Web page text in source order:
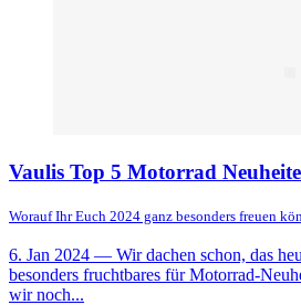
Vaulis Top 5 Motorrad
Worauf Ihr Euch 2024 ganz besonders freuen
6. Jan 2024 — Wir dachen schon, das
besonders fruchtbares für Motorrad-
wir noch...